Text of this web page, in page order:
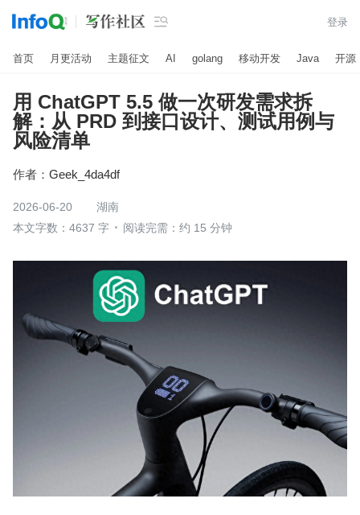
 登录
首页 月更活动 主题征文 AI golang 移动开发 Java 开源
用 ChatGPT 5.5 做一次研发需求拆
解：从 PRD 到接口设计、测试用例与
风险清单
作者： Geek_4da4df
2026-06-20
湖南
本文字数：4637 字
阅读完需：约 15 分钟